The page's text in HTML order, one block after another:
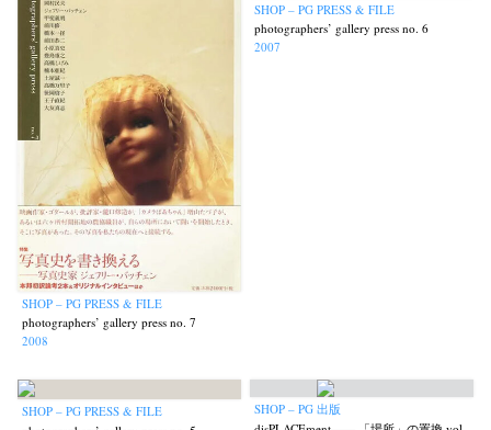
SHOP – PG PRESS & FILE
photographers’ gallery press no. 7
2008
SHOP – PG PRESS & FILE
photographers’ gallery press no. 6
2007
SHOP – PG PRESS & FILE
SHOP – PG 出版